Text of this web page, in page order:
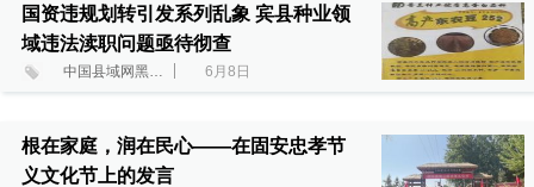
国资违规划转引发系列乱象 宾县种业领
域违法渎职问题亟待彻查
中国县域网黑龙江调研中心 6月8日
根在家庭，润在民心——在固安忠孝节
义文化节上的发言